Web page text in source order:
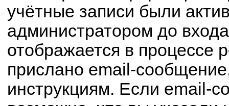
учётные записи были
администратором до
отображается в процессе
прислано email-
инструкциям. Если email-